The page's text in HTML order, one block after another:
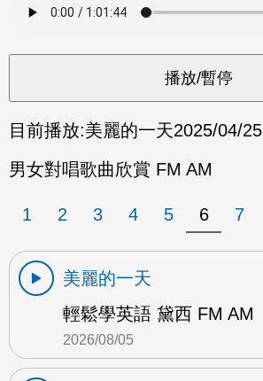
目前播放:美麗的一天2025/04/25
男女對唱歌曲欣賞 FM AM
1 2 3 4 5 6 7
美麗的一天
輕鬆學英語 黛西 FM AM
2026/08/05